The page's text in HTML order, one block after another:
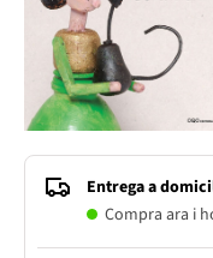
Entrega a
Compra ara i